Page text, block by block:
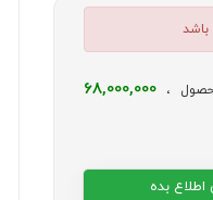
، 68,000,000
بده